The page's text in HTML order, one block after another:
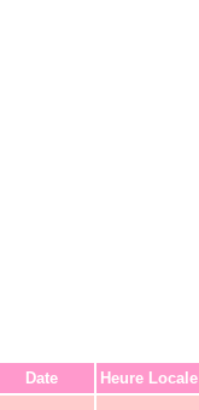
Date Heure Locale